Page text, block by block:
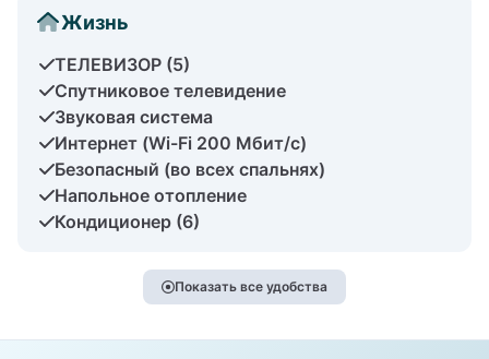
Жизнь
ТЕЛЕВИЗОР (5)
Спутниковое телевидение
Звуковая система
Интернет (Wi-Fi 200 Мбит/с)
Безопасный (во всех спальнях)
Напольное отопление
Кондиционер (6)
Показать все удобства